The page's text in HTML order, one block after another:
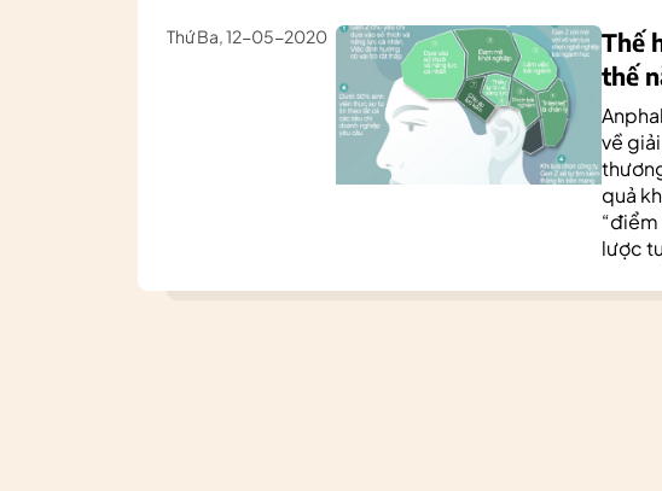
Thứ Ba, 12-05-2020
Thế
thế
về
quả
lược